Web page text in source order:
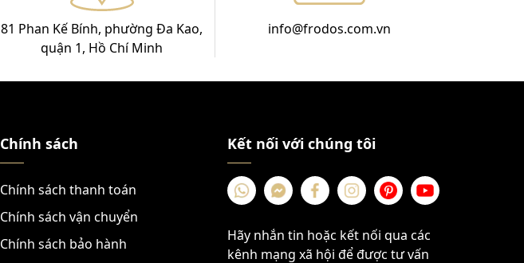
81 Phan Kế Bính, phường Đa Kao,
quận 1, Hồ Chí Minh
info@frodos.com.vn
Chính sách
Chính sách thanh toán
Chính sách vận chuyển
Chính sách bảo hành
Kết nối với chúng tôi
Hãy nhắn tin hoặc kết nối qua các
kênh mạng xã hội để được tư vấn